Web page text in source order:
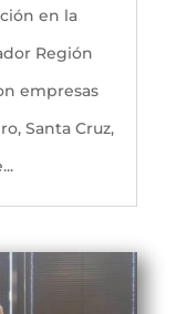
en la
Región
empresas
Santa Cruz,